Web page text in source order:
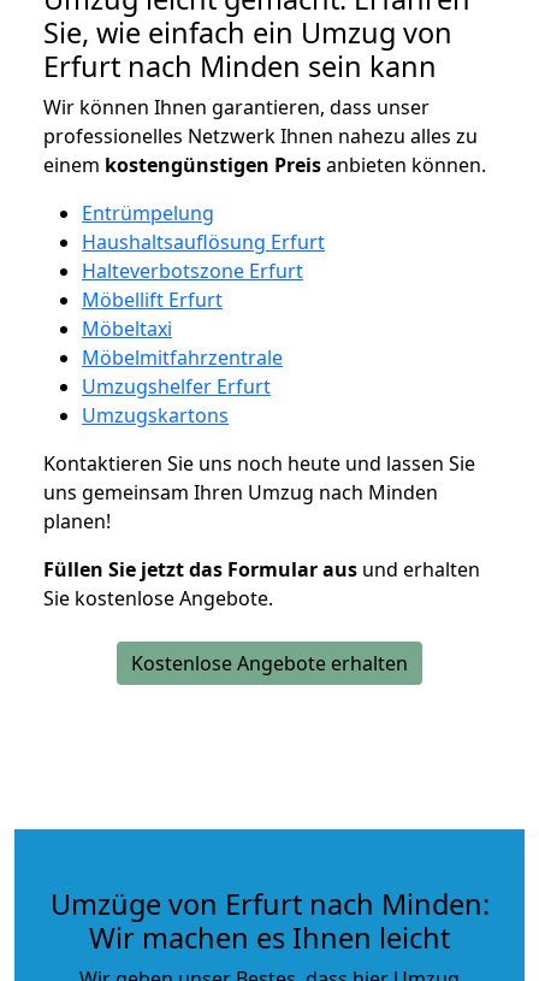
Sie, wie einfach ein Umzug von
Erfurt nach Minden sein kann
Wir können Ihnen garantieren, dass unser
professionelles Netzwerk Ihnen nahezu alles zu
einem kostengünstigen Preisanbieten können.
Entrümpelung
Haushaltsauflösung Erfurt
Halteverbotszone Erfurt
Möbellift Erfurt
Möbeltaxi
Möbelmitfahrzentrale
Umzugshelfer Erfurt
Umzugskartons
Kontaktieren Sie uns noch heute und lassen Sie
uns gemeinsam Ihren Umzug nach Minden
planen!
Füllen Sie jetzt das Formular aus und erhalten
Sie kostenlose Angebote.
Kostenlose Angebote erhalten
Umzüge von Erfurt nach Minden:
Wir machen es Ihnen leicht